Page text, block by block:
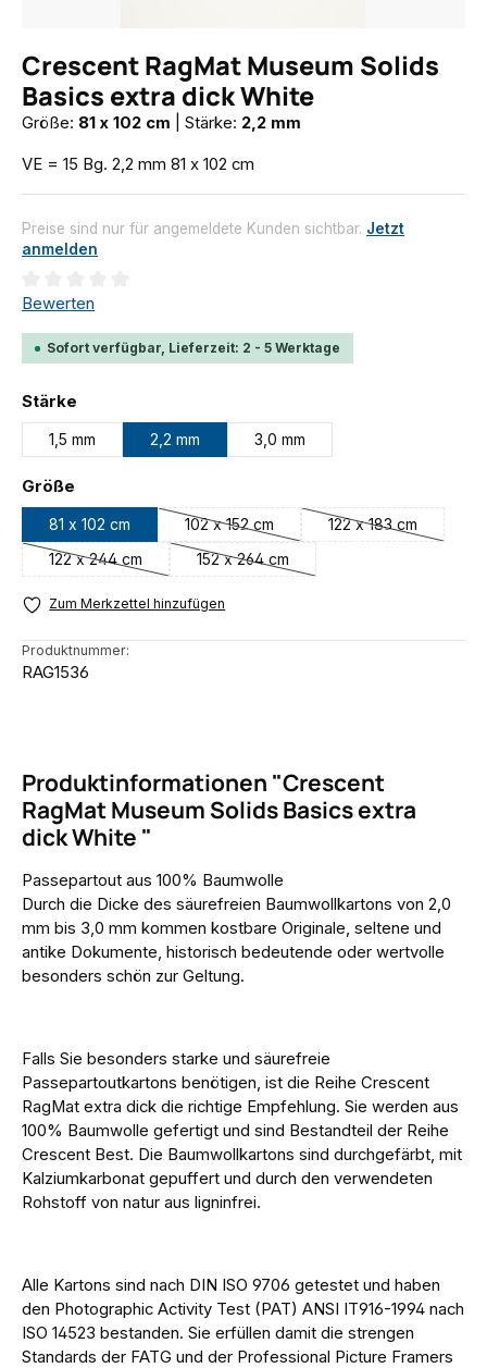
Crescent RagMat Museum Solids
Basics extra dick White
Größe: 81 x 102 cm Stärke: 2,2 mm
VE = 15 Bg. 2,2 mm 81 x 102 cm
Preise sind nur für angemeldete Kunden sichtbar. Jetzt
anmelden
Durchschnittliche Bewertung von 0 von 5 Sternen
Bewerten
Sofort verfügbar, Lieferzeit: 2 - 5 Werktage
Stärke
1,5 mm 2,2 mm 3,0 mm
Größe
81 x 102 cm 102 x 152 cm
(Diese Option ist zurzeit nicht
122 x 183 cm
(Diese Option
122 x 244 cm
(Diese Option ist zurzeit nicht verfügbar.)
152 x 264 cm
(Diese Option ist zurzeit nicht
Zum Merkzettel hinzufügen
Produktnummer:
RAG1536
Produktinformationen "Crescent
RagMat Museum Solids Basics extra
dick White "
Passepartout aus 100% Baumwolle
Durch die Dicke des säurefreien Baumwollkartons von 2,0
mm bis 3,0 mm kommen kostbare Originale, seltene und
antike Dokumente, historisch bedeutende oder wertvolle
besonders schön zur Geltung.
Falls Sie besonders starke und säurefreie
Passepartoutkartons benötigen, ist die Reihe Crescent
RagMat extra dick die richtige Empfehlung. Sie werden aus
100% Baumwolle gefertigt und sind Bestandteil der Reihe
Crescent Best. Die Baumwollkartons sind durchgefärbt, mit
Kalziumkarbonat gepuffert und durch den verwendeten
Rohstoff von natur aus ligninfrei.
Alle Kartons sind nach DIN ISO 9706 getestet und haben
den Photographic Activity Test (PAT) ANSI IT916-1994 nach
ISO 14523 bestanden. Sie erfüllen damit die strengen
Standards der FATG und der Professional Picture Framers